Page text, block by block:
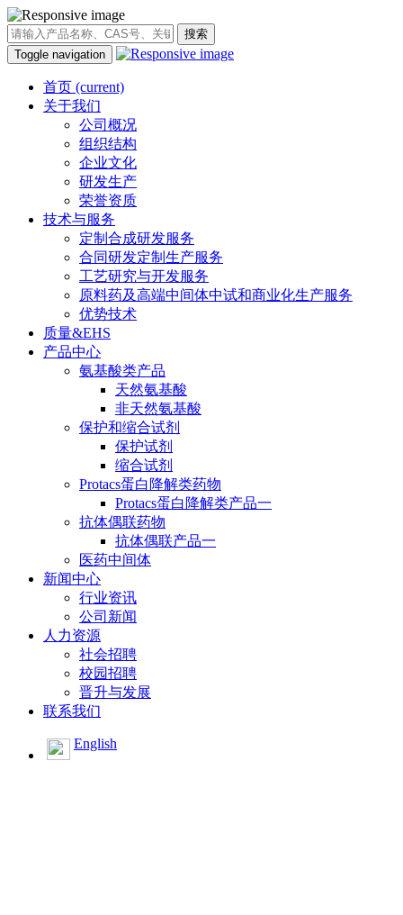
搜索
Toggle navigation
首页 (current)
关于我们
公司概况
组织结构
企业文化
研发生产
荣誉资质
技术与服务
定制合成研发服务
合同研发定制生产服务
工艺研究与开发服务
原料药及高端中间体中试和商业化生产服务
优势技术
质量&EHS
产品中心
氨基酸类产品
天然氨基酸
非天然氨基酸
保护和缩合试剂
保护试剂
缩合试剂
Protacs蛋白降解类药物
Protacs蛋白降解类产品一
抗体偶联药物
抗体偶联产品一
医药中间体
新闻中心
行业资讯
公司新闻
人力资源
社会招聘
校园招聘
晋升与发展
联系我们
English